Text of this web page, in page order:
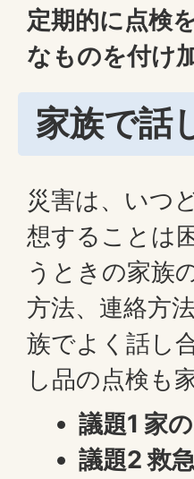
定期的に点検
なものを付け
家族で話
災害は、いつ
想することは
うときの家族
方法、連絡方
族でよく話し
し品の点検も
議題1 家
議題2 救